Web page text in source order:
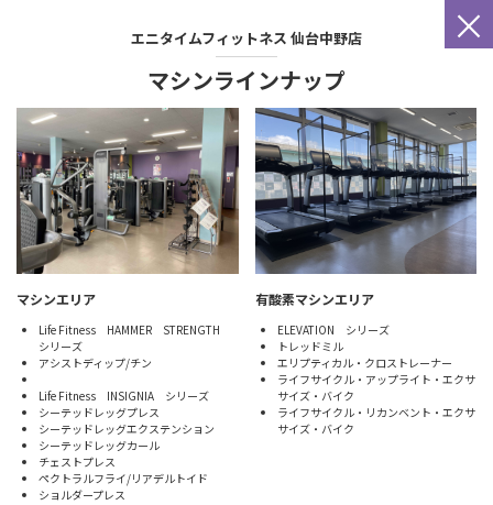
×
エニタイムフィットネス 仙台中野店
マシンラインナップ
マシンエリア
Life Fitness HAMMER STRENGTH
シリーズ
アシストディップ/チン
Life Fitness INSIGNIA シリーズ
シーテッドレッグプレス
シーテッドレッグエクステンション
シーテッドレッグカール
チェストプレス
ペクトラルフライ/リアデルトイド
ショルダープレス
有酸素マシンエリア
ELEVATION シリーズ
トレッドミル
エリプティカル・クロストレーナー
ライフサイクル・アップライト・エクサ
サイズ・バイク
ライフサイクル・リカンベント・エクサ
サイズ・バイク